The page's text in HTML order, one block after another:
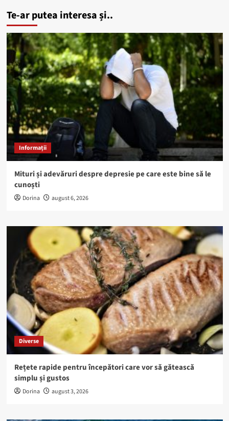
Te-ar putea interesa și..
Informații
Mituri și adevăruri despre depresie pe care este bine să le
cunoști
Dorina august 6, 2026
Diverse
Rețete rapide pentru începători care vor să gătească
simplu și gustos
Dorina august 3, 2026